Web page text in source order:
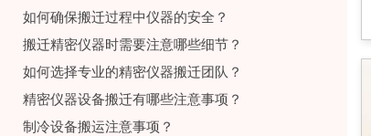
如何确保搬迁过程中仪器的安全？
搬迁精密仪器时需要注意哪些细节？
如何选择专业的精密仪器搬迁团队？
精密仪器设备搬迁有哪些注意事项？
制冷设备搬运注意事项？